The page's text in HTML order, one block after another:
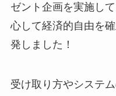
ゼント企画を実施し
心して経済的自由を
発しました！
受け取り方やシステ